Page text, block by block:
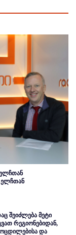
ელჩთან
შეიძლება მეტი
რეგიონებიდან,
და